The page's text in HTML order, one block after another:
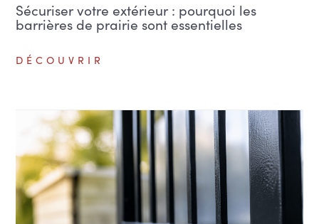
Sécuriser votre extérieur : pourquoi les
barrières de prairie sont essentielles
DÉCOUVRIR